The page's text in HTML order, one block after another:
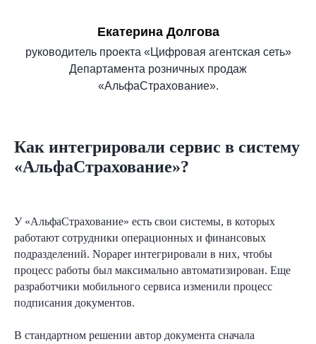
Екатерина Долгова
руководитель проекта «Цифровая агентская сеть»
Департамента розничных продаж
«АльфаСтрахование».
Как интегрировали сервис в систему
«АльфаСтрахование»?
У «АльфаСтрахование» есть свои системы, в которых
работают сотрудники операционных и финансовых
подразделений. Nopaper интегрировали в них, чтобы
процесс работы был максимально автоматизирован. Еще
разработчики мобильного сервиса изменили процесс
подписания документов.
В стандартном решении автор документа сначала